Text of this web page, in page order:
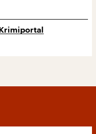
Krimiportal